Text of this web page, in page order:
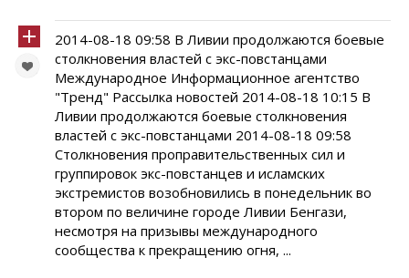
2014-08-18 09:58 В Ливии продолжаются боевые
столкновения властей с экс-повстанцами
Международное Информационное агентство
"Тренд" Рассылка новостей 2014-08-18 10:15 В
Ливии продолжаются боевые столкновения
властей с экс-повстанцами 2014-08-18 09:58
Столкновения проправительственных сил и
группировок экс-повстанцев и исламских
экстремистов возобновились в понедельник во
втором по величине городе Ливии Бенгази,
несмотря на призывы международного
сообщества к прекращению огня, ...